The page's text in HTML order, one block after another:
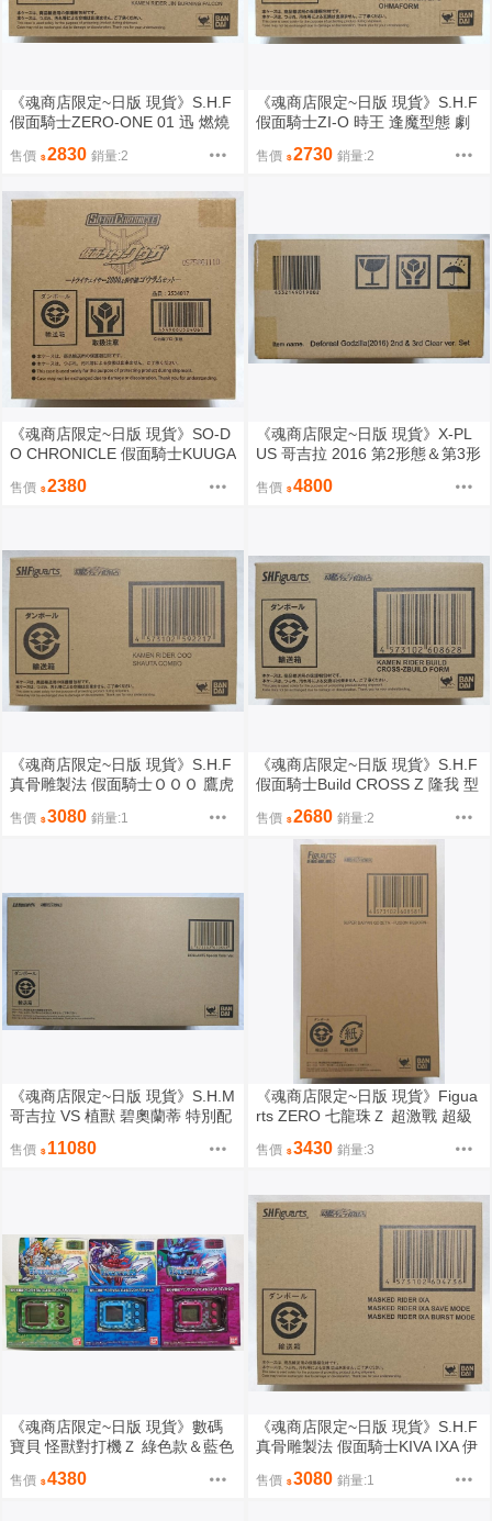
《魂商店限定~日版 現貨》S.H.F
假面騎士ZERO-ONE 01 迅 燃燒
售價 2830 銷量:2
《魂商店限定~日版 現貨》S.H.F
假面騎士ZI-O 時王 逢魔型態 劇
售價 2730 銷量:2
《魂商店限定~日版 現貨》SO-D
O CHRONICLE 假面騎士KUUGA
拆封）
售價 2380
《魂商店限定~日版 現貨》X-PL
US 哥吉拉 2016 第2形態＆第3形
封）
售價 4800
《魂商店限定~日版 現貨》S.H.F
真骨雕製法 假面騎士ＯＯＯ 鷹虎
未拆封）
售價 3080 銷量:1
《魂商店限定~日版 現貨》S.H.F
假面騎士Build CROSS Z 隆我 型
售價 2680 銷量:2
《魂商店限定~日版 現貨》S.H.M
哥吉拉 VS 植獸 碧奧蘭蒂 特別配
售價 11080
《魂商店限定~日版 現貨》Figua
rts ZERO 七龍珠Ｚ 超激戰 超級
未拆封）
售價 3430 銷量:3
《魂商店限定~日版 現貨》數碼
寶貝 怪獸對打機Ｚ 綠色款＆藍色
封）
售價 4380
《魂商店限定~日版 現貨》S.H.F
真骨雕製法 假面騎士KIVA IXA 伊
售價 3080 銷量:1